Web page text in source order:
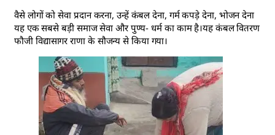
वैसे लोगों को सेवा प्रदान करना, उन्हें कंबल देना, गर्म कपड़े देना, भोजन देना
यह एक सबसे बड़ी समाज सेवा और पुण्य- धर्म का काम है।यह कंबल वितरण
फौजी विद्यासागर राणा के सौजन्य से किया गया।